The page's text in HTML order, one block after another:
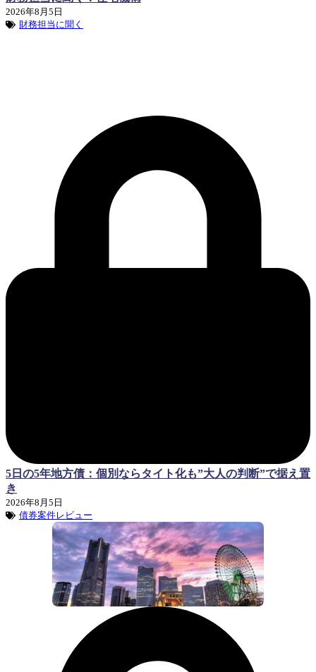
2026年8月5日
財務担当に聞く
5日の5年地方債：個別ならタイト化も”大人の判断”で据え置
き
2026年8月5日
債券案件レビュー